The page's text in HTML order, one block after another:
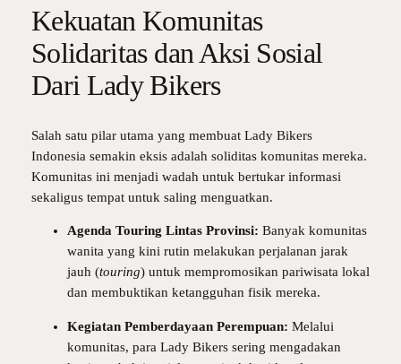
Kekuatan Komunitas
Solidaritas dan Aksi Sosial
Dari Lady Bikers
Salah satu pilar utama yang membuat Lady Bikers
Indonesia semakin eksis adalah soliditas komunitas mereka.
Komunitas ini menjadi wadah untuk bertukar informasi
sekaligus tempat untuk saling menguatkan.
Agenda Touring Lintas Provinsi: Banyak komunitas
wanita yang kini rutin melakukan perjalanan jarak
jauh (touring) untuk mempromosikan pariwisata lokal
dan membuktikan ketangguhan fisik mereka.
Kegiatan Pemberdayaan Perempuan: Melalui
komunitas, para Lady Bikers sering mengadakan